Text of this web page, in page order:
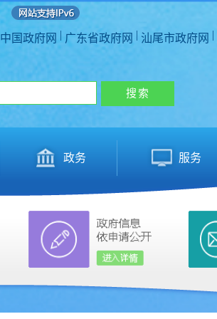
中国政府网 | 广东省政府网 | 汕尾市政府网 |
政务 服务